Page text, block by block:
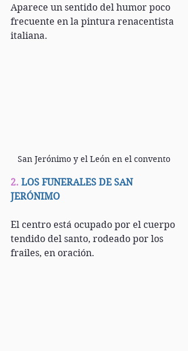
Aparece un sentido del humor poco
frecuente en la pintura renacentista
italiana.
San Jerónimo y el León en el convento
2. LOS FUNERALES DE SAN
JERÓNIMO
El centro está ocupado por el cuerpo
tendido del santo, rodeado por los
frailes, en oración.